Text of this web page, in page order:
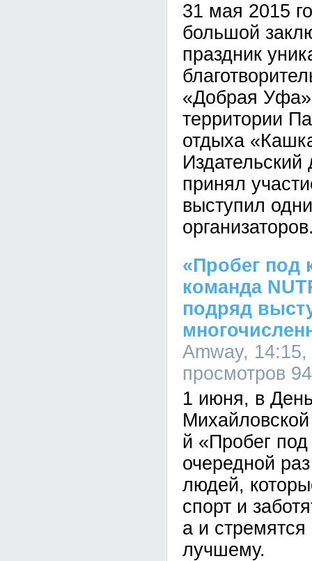
31 мая 2015
большой
праздник
«Добрая
территории
отдыха
принял
выступил
«Пробег под
команда
подряд
Amway,
просмотров
1 июня, в
й «Пробег
очередной
людей,
спорт и
а и
лучшему.